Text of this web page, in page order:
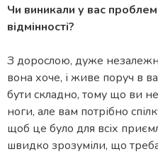
Чи виникали у вас
відмінності?
З дорослою, дуже
вона хоче, і живе поруч в
бути складно, тому що ви
ноги, але вам потрібно
щоб це було для всіх
швидко зрозуміли, що